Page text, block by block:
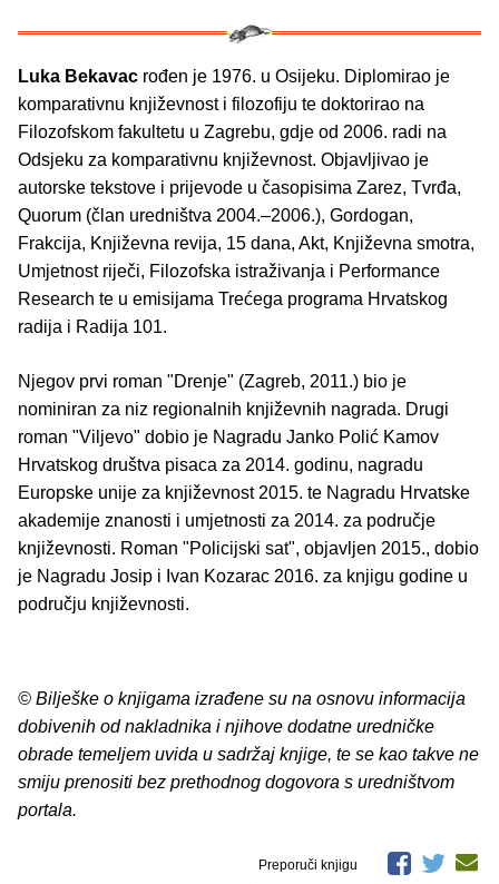
Luka Bekavac rođen je 1976. u Osijeku. Diplomirao je
komparativnu književnost i filozofiju te doktorirao na
Filozofskom fakultetu u Zagrebu, gdje od 2006. radi na
Odsjeku za komparativnu književnost. Objavljivao je
autorske tekstove i prijevode u časopisima Zarez, Tvrđa,
Quorum (član uredništva 2004.–2006.), Gordogan,
Frakcija, Književna revija, 15 dana, Akt, Književna smotra,
Umjetnost riječi, Filozofska istraživanja i Performance
Research te u emisijama Trećega programa Hrvatskog
radija i Radija 101.
Njegov prvi roman "Drenje" (Zagreb, 2011.) bio je
nominiran za niz regionalnih književnih nagrada. Drugi
roman "Viljevo" dobio je Nagradu Janko Polić Kamov
Hrvatskog društva pisaca za 2014. godinu, nagradu
Europske unije za književnost 2015. te Nagradu Hrvatske
akademije znanosti i umjetnosti za 2014. za područje
književnosti. Roman "Policijski sat", objavljen 2015., dobio
je Nagradu Josip i Ivan Kozarac 2016. za knjigu godine u
području književnosti.
© Bilješke o knjigama izrađene su na osnovu informacija
dobivenih od nakladnika i njihove dodatne uredničke
obrade temeljem uvida u sadržaj knjige, te se kao takve ne
smiju prenositi bez prethodnog dogovora s uredništvom
portala.
Preporuči knjigu